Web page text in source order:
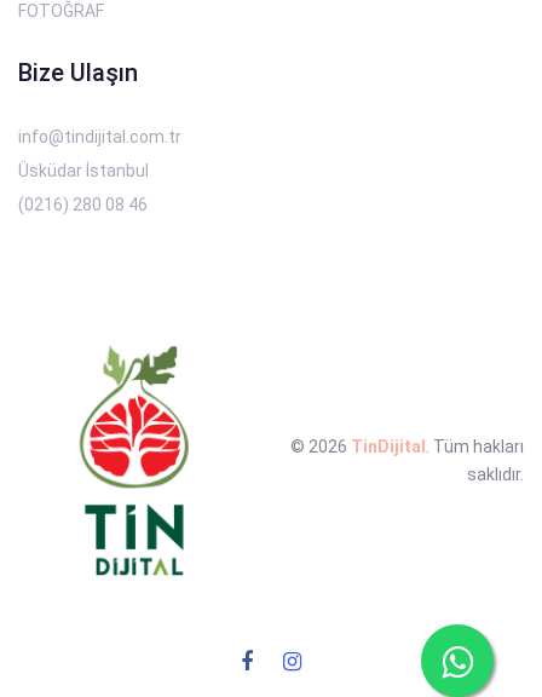
FOTOĞRAF
Bize Ulaşın
info@tindijital.com.tr
Üsküdar İstanbul
(0216) 280 08 46
© 2026 TinDijital . Tüm hakları
saklıdır.